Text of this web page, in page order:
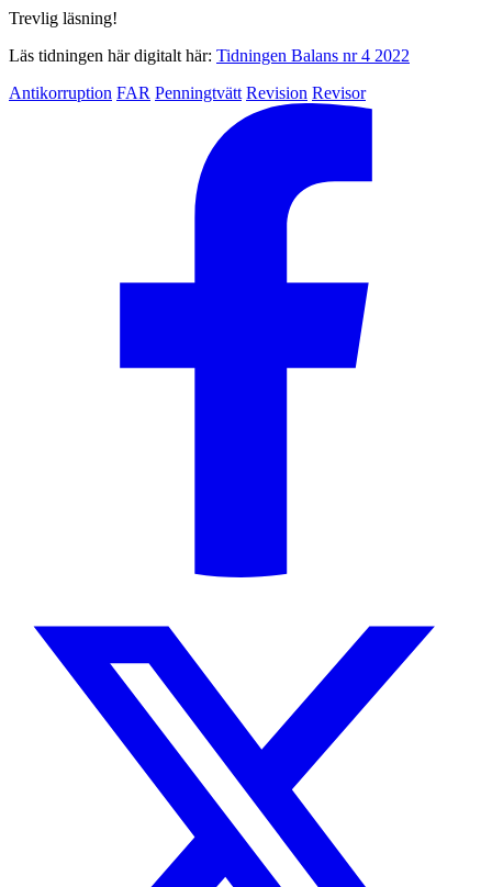
Trevlig läsning!
Läs tidningen här digitalt här: Tidningen Balans nr 4 2022
Antikorruption FAR Penningtvätt Revision Revisor